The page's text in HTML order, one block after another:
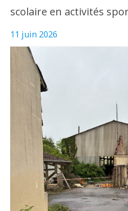
scolaire en activités
11 juin 2026